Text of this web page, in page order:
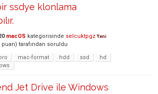
ssdye klonlama
macOS kategorisinde selcuktpgz Yeni
puan) tarafından soruldu
mac-format hdd ssd
hd
Jet Drive ile Windows